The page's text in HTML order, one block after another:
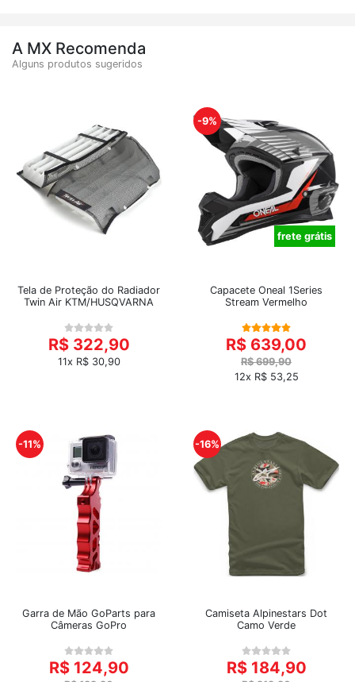
A MX Recomenda
Alguns produtos sugeridos
Tela de Proteção do Radiador
Twin Air KTM/HUSQVARNA
R$ 322,90
11x R$ 30,90
-9%
frete grátis
Capacete Oneal 1Series
Stream Vermelho
R$ 639,00
R$ 699,90
12x R$ 53,25
-11%
Garra de Mão GoParts para
Câmeras GoPro
R$ 124,90
-16%
Camiseta Alpinestars Dot
Camo Verde
R$ 184,90